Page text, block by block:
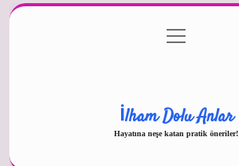
Gizlilik Politikası
menüyü
aç
İlham Dolu Anlar
Hayatına neşe katan pratik öneriler!